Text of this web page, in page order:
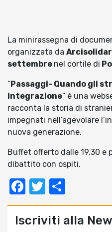
La minirassegna di
organizzata da
settembre nel cortile di
“Passaggi- Quando gli
integrazione” è una
racconta la storia di
impegnati nell’agevolare
nuova generazione.
Buffet offerto dalle 19.30 e
dibattito con ospiti.
Facebook
Twitter
Iscriviti alla